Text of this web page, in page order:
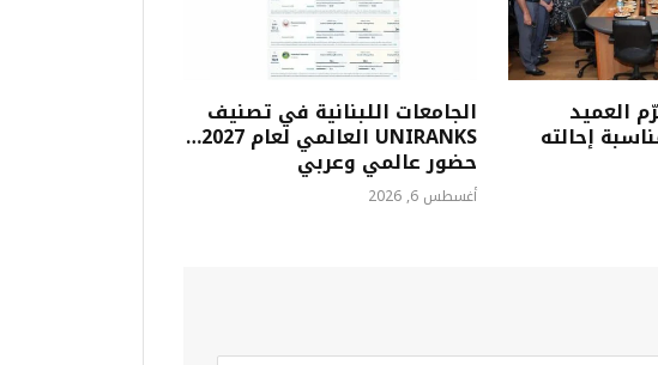
العميد
إحالته
الجامعات اللبنانية في تصنيف
UNIRANKS العالمي لعام 2027…
حضور عالمي وعربي
أغسطس 6, 2026